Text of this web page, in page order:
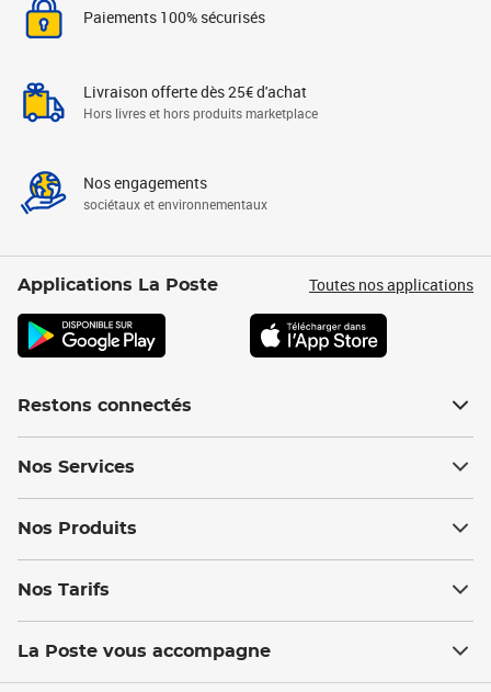
Paiements 100% sécurisés
Livraison offerte dès 25€ d'achat
Hors livres et hors produits marketplace
Nos engagements
sociétaux et environnementaux
Applications La Poste Toutes nos applications
Restons connectés
Nos Services
Nos Produits
Nos Tarifs
La Poste vous accompagne